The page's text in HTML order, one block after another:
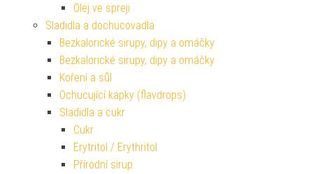
Olej ve spreji
Sladidla a dochucovadla
Bezkalorické sirupy, dipy a omáčky
Bezkalorické sirupy, dipy a omáčky
Koření a sůl
Ochucující kapky (flavdrops)
Sladidla a cukr
Cukr
Erytritol / Erythritol
Přírodní sirup